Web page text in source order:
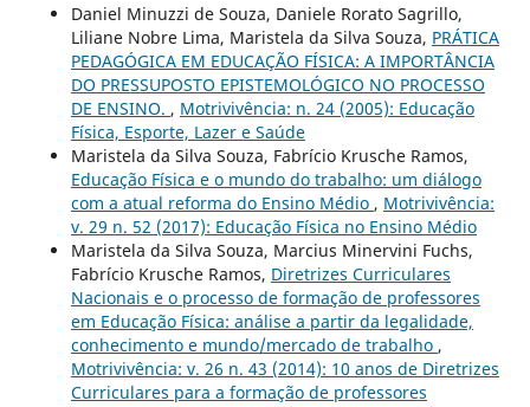
Daniel Minuzzi de Souza, Daniele Rorato Sagrillo,
Liliane Nobre Lima, Maristela da Silva Souza, PRÁTICA
PEDAGÓGICA EM EDUCAÇÃO FÍSICA: A IMPORTÂNCIA
DO PRESSUPOSTO EPISTEMOLÓGICO NO PROCESSO
DE ENSINO. , Motrivivência: n. 24 (2005): Educação
Física, Esporte, Lazer e Saúde
Maristela da Silva Souza, Fabrício Krusche Ramos,
Educação Física e o mundo do trabalho: um diálogo
com a atual reforma do Ensino Médio , Motrivivência:
v. 29 n. 52 (2017): Educação Física no Ensino Médio
Maristela da Silva Souza, Marcius Minervini Fuchs,
Fabrício Krusche Ramos, Diretrizes Curriculares
Nacionais e o processo de formação de professores
em Educação Física: análise a partir da legalidade,
conhecimento e mundo/mercado de trabalho ,
Motrivivência: v. 26 n. 43 (2014): 10 anos de Diretrizes
Curriculares para a formação de professores